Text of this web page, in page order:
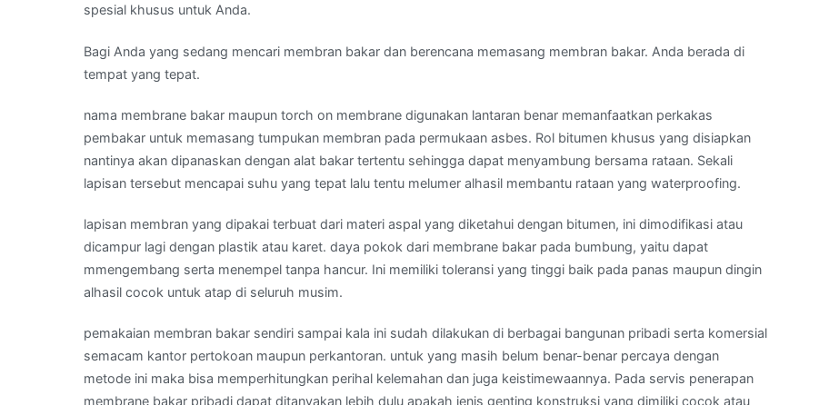
spesial khusus untuk Anda.
Bagi Anda yang sedang mencari membran bakar dan berencana memasang membran bakar. Anda berada di
tempat yang tepat.
nama membrane bakar maupun torch on membrane digunakan lantaran benar memanfaatkan perkakas
pembakar untuk memasang tumpukan membran pada permukaan asbes. Rol bitumen khusus yang disiapkan
nantinya akan dipanaskan dengan alat bakar tertentu sehingga dapat menyambung bersama rataan. Sekali
lapisan tersebut mencapai suhu yang tepat lalu tentu melumer alhasil membantu rataan yang waterproofing.
lapisan membran yang dipakai terbuat dari materi aspal yang diketahui dengan bitumen, ini dimodifikasi atau
dicampur lagi dengan plastik atau karet. daya pokok dari membrane bakar pada bumbung, yaitu dapat
mmengembang serta menempel tanpa hancur. Ini memiliki toleransi yang tinggi baik pada panas maupun dingin
alhasil cocok untuk atap di seluruh musim.
pemakaian membran bakar sendiri sampai kala ini sudah dilakukan di berbagai bangunan pribadi serta komersial
semacam kantor pertokoan maupun perkantoran. untuk yang masih belum benar-benar percaya dengan
metode ini maka bisa memperhitungkan perihal kelemahan dan juga keistimewaannya. Pada servis penerapan
membrane bakar pribadi dapat ditanyakan lebih dulu apakah jenis genting konstruksi yang dimiliki cocok atau